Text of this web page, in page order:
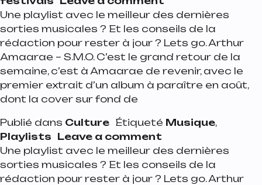
Une playlist avec le meilleur des dernières
sorties musicales ? Et les conseils de la
rédaction pour rester à jour ? Lets go. Arthur
Amaarae – S.M.O. C’est le grand retour de la
semaine, c’est à Amaarae de revenir, avec le
premier extrait d’un album à paraître en août,
dont la cover sur fond de
Publié dans Culture Étiqueté Musique,
Playlists Leave a comment
Une playlist avec le meilleur des dernières
sorties musicales ? Et les conseils de la
rédaction pour rester à jour ? Lets go. Arthur